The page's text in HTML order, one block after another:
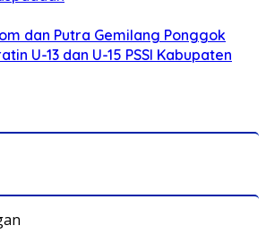
dan Putra Gemilang Ponggok
U-13 dan U-15 PSSI Kabupaten